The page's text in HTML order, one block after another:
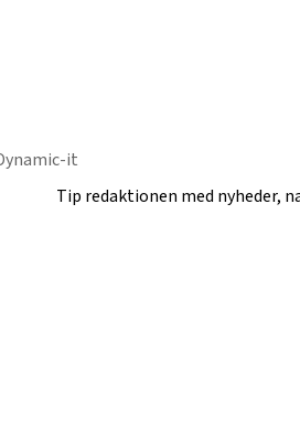
Tip redaktionen med nyheder,